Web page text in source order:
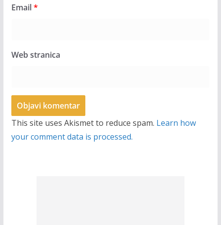
Email*
Web stranica
This site uses Akismet to reduce spam. Learn how
your comment data is processed.